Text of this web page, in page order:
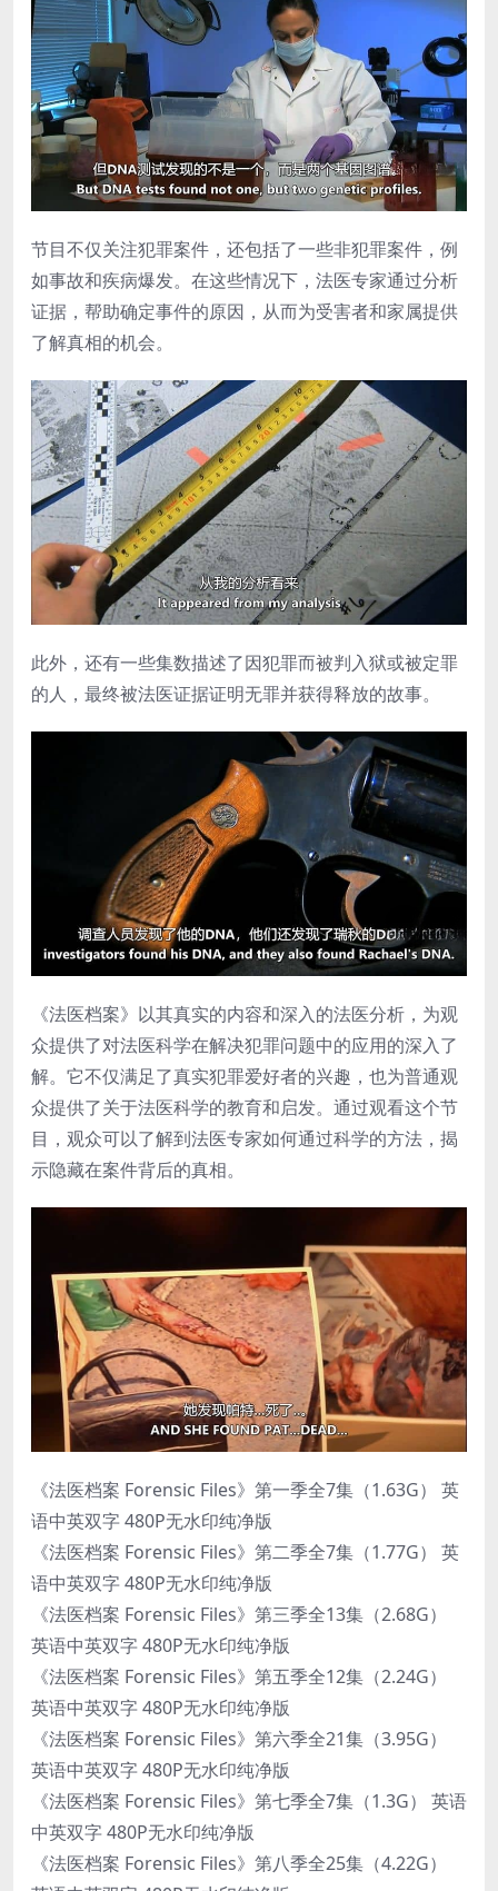
节目不仅关注犯罪案件，还包括了一些非犯罪案件，例
如事故和疾病爆发。在这些情况下，法医专家通过分析
证据，帮助确定事件的原因，从而为受害者和家属提供
了解真相的机会。
此外，还有一些集数描述了因犯罪而被判入狱或被定罪
的人，最终被法医证据证明无罪并获得释放的故事。
《法医档案》以其真实的内容和深入的法医分析，为观
众提供了对法医科学在解决犯罪问题中的应用的深入了
解。它不仅满足了真实犯罪爱好者的兴趣，也为普通观
众提供了关于法医科学的教育和启发。通过观看这个节
目，观众可以了解到法医专家如何通过科学的方法，揭
示隐藏在案件背后的真相。
《法医档案 Forensic Files》第一季全7集（1.63G） 英
语中英双字 480P无水印纯净版
《法医档案 Forensic Files》第二季全7集（1.77G） 英
语中英双字 480P无水印纯净版
《法医档案 Forensic Files》第三季全13集（2.68G）
英语中英双字 480P无水印纯净版
《法医档案 Forensic Files》第五季全12集（2.24G）
英语中英双字 480P无水印纯净版
《法医档案 Forensic Files》第六季全21集（3.95G）
英语中英双字 480P无水印纯净版
《法医档案 Forensic Files》第七季全7集（1.3G） 英语
中英双字 480P无水印纯净版
《法医档案 Forensic Files》第八季全25集（4.22G）